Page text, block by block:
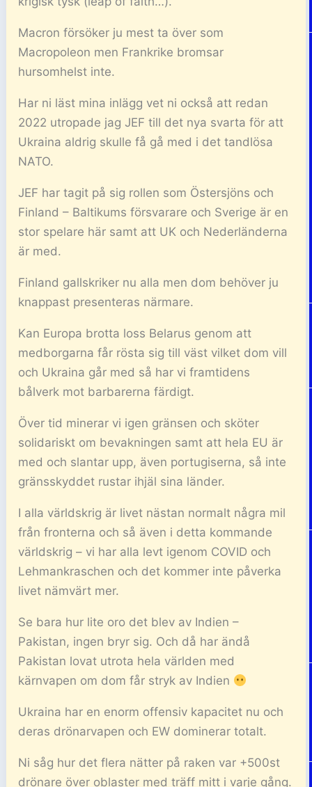
Macron försöker ju mest ta över som
Macropoleon men Frankrike bromsar
hursomhelst inte.
Har ni läst mina inlägg vet ni också att redan
2022 utropade jag JEF till det nya svarta för att
Ukraina aldrig skulle få gå med i det tandlösa
NATO.
JEF har tagit på sig rollen som Östersjöns och
Finland – Baltikums försvarare och Sverige är en
stor spelare här samt att UK och Nederländerna
är med.
Finland gallskriker nu alla men dom behöver ju
knappast presenteras närmare.
Kan Europa brotta loss Belarus genom att
medborgarna får rösta sig till väst vilket dom vill
och Ukraina går med så har vi framtidens
bålverk mot barbarerna färdigt.
Över tid minerar vi igen gränsen och sköter
solidariskt om bevakningen samt att hela EU är
med och slantar upp, även portugiserna, så inte
gränsskyddet rustar ihjäl sina länder.
I alla världskrig är livet nästan normalt några mil
från fronterna och så även i detta kommande
världskrig – vi har alla levt igenom COVID och
Lehmankraschen och det kommer inte påverka
livet nämvärt mer.
Se bara hur lite oro det blev av Indien –
Pakistan, ingen bryr sig. Och då har ändå
Pakistan lovat utrota hela världen med
kärnvapen om dom får stryk av Indien
Ukraina har en enorm offensiv kapacitet nu och
deras drönarvapen och EW dominerar totalt.
Ni såg hur det flera nätter på raken var +500st
drönare över oblaster med träff mitt i varje gång.